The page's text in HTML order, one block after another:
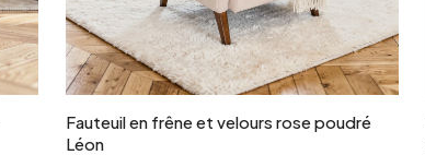
Ajouter au panier
Fauteuil en frêne et velours rose poudré
Léon